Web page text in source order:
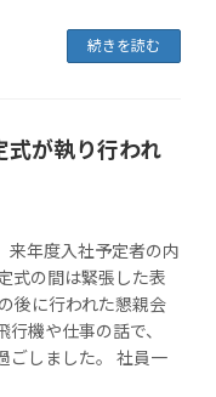
続きを読む
式が執り行われ
来年度入社予定者の内
式の間は緊張した表
後に行われた懇親会
機や仕事の話で、
ごしました。 社員一